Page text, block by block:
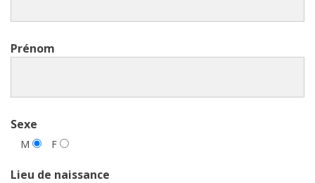
Prénom
Sexe
M F
Lieu de naissance